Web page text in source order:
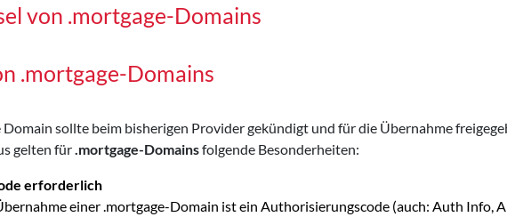
von .mortgage-Domains
.mortgage-Domains
sollte beim bisherigen Provider gekündigt und für die Übernahme
gelten für .mortgage-Domainsfolgende Besonderheiten:
erforderlich
einer .mortgage-Domain ist ein Authorisierungscode (auch: Auth Info,